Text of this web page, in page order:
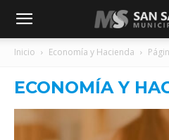
Inicio Economía y Hacienda
ECONOMÍA Y